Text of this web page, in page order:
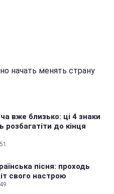
начать менять страну
вже близько: ці 4 знаки
розбагатіти до кінця
пісня: проходь
свого настрою